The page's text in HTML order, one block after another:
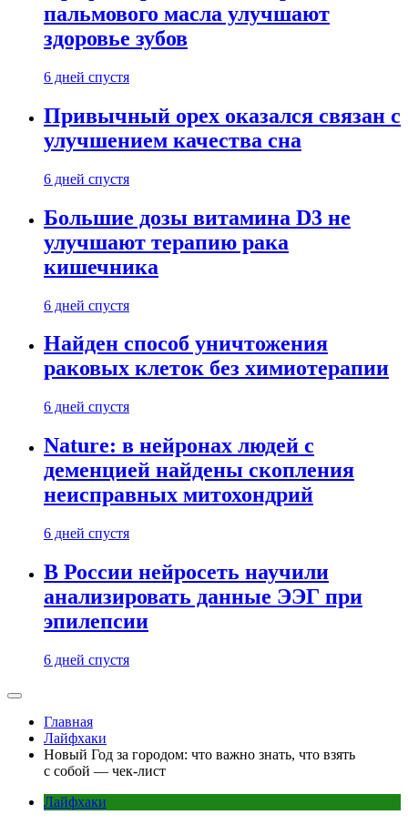
пальмового масла улучшают
здоровье зубов
6 дней спустя
Привычный орех оказался связан с
улучшением качества сна
6 дней спустя
Большие дозы витамина D3 не
улучшают терапию рака
кишечника
6 дней спустя
Найден способ уничтожения
раковых клеток без химиотерапии
6 дней спустя
Nature: в нейронах людей с
деменцией найдены скопления
неисправных митохондрий
6 дней спустя
В России нейросеть научили
анализировать данные ЭЭГ при
эпилепсии
6 дней спустя
Главная
Лайфхаки
Новый Год за городом: что важно знать, что взять
с собой — чек-лист
Лайфхаки